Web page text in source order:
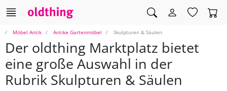
Möbel Antik Antike Gartenmöbel Skulpturen & Säulen
Der oldthing Marktplatz bietet
eine große Auswahl in der
Rubrik Skulpturen & Säulen